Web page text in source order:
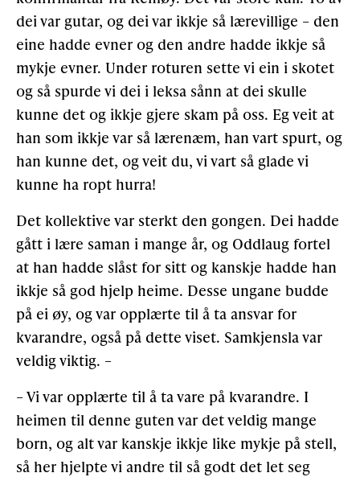
dei var gutar, og dei var ikkje så lærevillige – den
eine hadde evner og den andre hadde ikkje så
mykje evner. Under roturen sette vi ein i skotet
og så spurde vi dei i leksa sånn at dei skulle
kunne det og ikkje gjere skam på oss. Eg veit at
han som ikkje var så lærenæm, han vart spurt, og
han kunne det, og veit du, vi vart så glade vi
kunne ha ropt hurra!
Det kollektive var sterkt den gongen. Dei hadde
gått i lære saman i mange år, og Oddlaug fortel
at han hadde slåst for sitt og kanskje hadde han
ikkje så god hjelp heime. Desse ungane budde
på ei øy, og var opplærte til å ta ansvar for
kvarandre, også på dette viset. Samkjensla var
veldig viktig. –
– Vi var opplærte til å ta vare på kvarandre. I
heimen til denne guten var det veldig mange
born, og alt var kanskje ikkje like mykje på stell,
så her hjelpte vi andre til så godt det let seg